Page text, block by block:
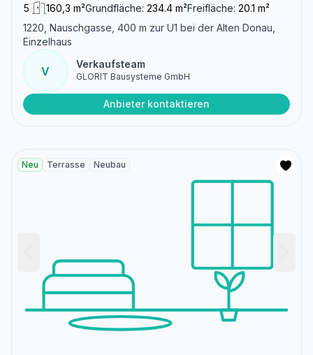
5 160,3 m²Grundfläche: 234.4 m²Freifläche: 20.1 m²
1220, Nauschgasse, 400 m zur U1 bei der Alten Donau,
Einzelhaus
V
Verkaufsteam
GLORIT Bausysteme GmbH
Anbieter kontaktieren
Neu Terrasse Neubau